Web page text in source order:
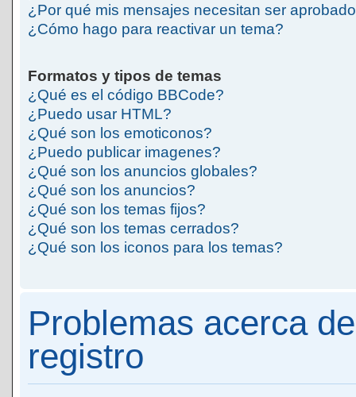
¿Por qué mis mensajes necesitan ser
¿Cómo hago para reactivar un tema?
Formatos y tipos de temas
¿Qué es el código BBCode?
¿Puedo usar HTML?
¿Qué son los emoticonos?
¿Puedo publicar imagenes?
¿Qué son los anuncios globales?
¿Qué son los anuncios?
¿Qué son los temas fijos?
¿Qué son los temas cerrados?
¿Qué son los iconos para los temas?
Problemas acerca
registro